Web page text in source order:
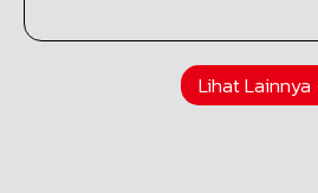
Lihat Lainnya